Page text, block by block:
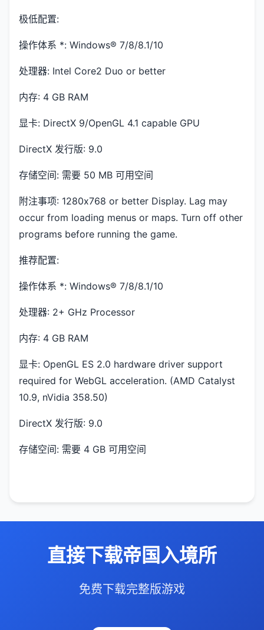
极低配置:
操作体系 *: Windows® 7/8/8.1/10
处理器: Intel Core2 Duo or better
内存: 4 GB RAM
显卡: DirectX 9/OpenGL 4.1 capable GPU
DirectX 发行版: 9.0
存储空间: 需要 50 MB 可用空间
附注事项: 1280x768 or better Display. Lag may
occur from loading menus or maps. Turn off other
programs before running the game.
推荐配置:
操作体系 *: Windows® 7/8/8.1/10
处理器: 2+ GHz Processor
内存: 4 GB RAM
显卡: OpenGL ES 2.0 hardware driver support
required for WebGL acceleration. (AMD Catalyst
10.9, nVidia 358.50)
DirectX 发行版: 9.0
存储空间: 需要 4 GB 可用空间
直接下载帝国入境所
免费下载完整版游戏